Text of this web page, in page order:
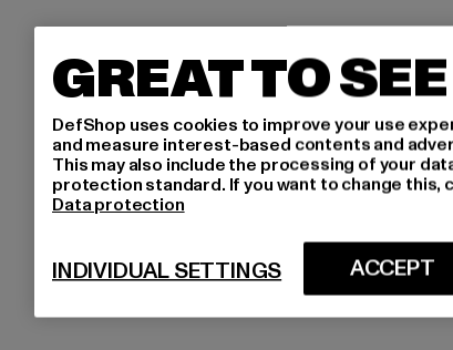
GREAT TO
DefShop uses cookies to improve your use
and measure interest-based contents and
This may also include the processing of your
protection standard. If you want to change this,
Data protection
ACCEPT
INDIVIDUAL SETTINGS